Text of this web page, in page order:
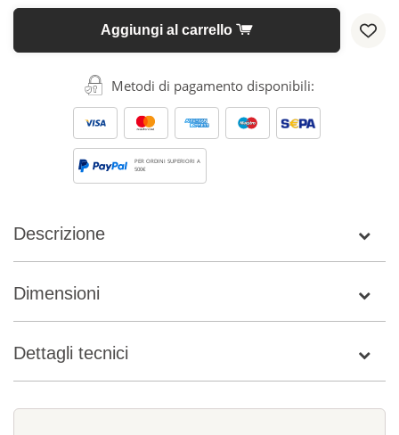
Aggiungi al carrello
Metodi di pagamento disponibili:
PER ORDINI SUPERIORI A
500€
Descrizione
Dimensioni
Dettagli tecnici